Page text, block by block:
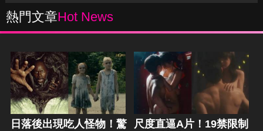
熱門文章Hot News
日落後出現吃人怪物！驚
尺度直逼A片！19禁限制